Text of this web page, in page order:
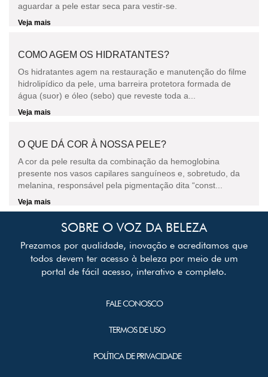
aguardar a pele estar seca para vestir-se.
Veja mais
COMO AGEM OS HIDRATANTES?
Os hidratantes agem na restauração e manutenção do filme
hidrolipídico da pele, uma barreira protetora formada de
água (suor) e óleo (sebo) que reveste toda a...
Veja mais
O QUE DÁ COR À NOSSA PELE?
A cor da pele resulta da combinação da hemoglobina
presente nos vasos capilares sanguíneos e, sobretudo, da
melanina, responsável pela pigmentação dita “const...
Veja mais
SOBRE O VOZ DA BELEZA
Prezamos por qualidade, inovação e acreditamos que
todos devem ter acesso à beleza por meio de um
portal de fácil acesso, interativo e completo.
FALE CONOSCO
TERMOS DE USO
POLÍTICA DE PRIVACIDADE